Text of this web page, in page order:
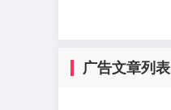
广告文章列表